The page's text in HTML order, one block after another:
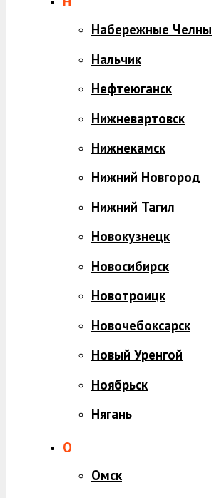
Набережные Челны
Нальчик
Нефтеюганск
Нижневартовск
Нижнекамск
Нижний Новгород
Нижний Тагил
Новокузнецк
Новосибирск
Новотроицк
Новочебоксарск
Новый Уренгой
Ноябрьск
Нягань
О
Омск